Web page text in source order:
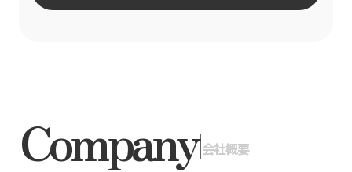
Company|会社概要